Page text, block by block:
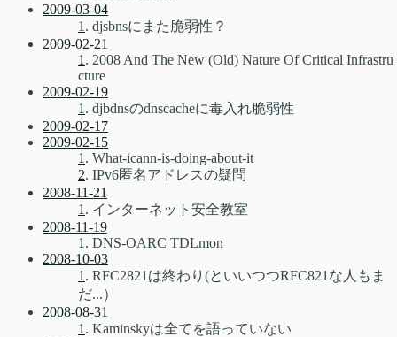
2009-03-04
1 . djsbnsにまた脆弱性？
2009-02-21
1 . 2008 And The New (Old) Nature Of Critical Infrastru
cture
2009-02-19
1 . djbdnsのdnscacheに毒入れ脆弱性
2009-02-17
2009-02-15
1 . What-icann-is-doing-about-it
2. IPv6匿名アドレスの疑問
2008-11-21
1 . インターネット安全教室
2008-11-19
1 . DNS-OARC TDLmon
2008-10-03
1 . RFC2821は終わり(といいつつRFC821な人もま
だ...）
2008-08-31
1 . Kaminskyは全てを語っていない